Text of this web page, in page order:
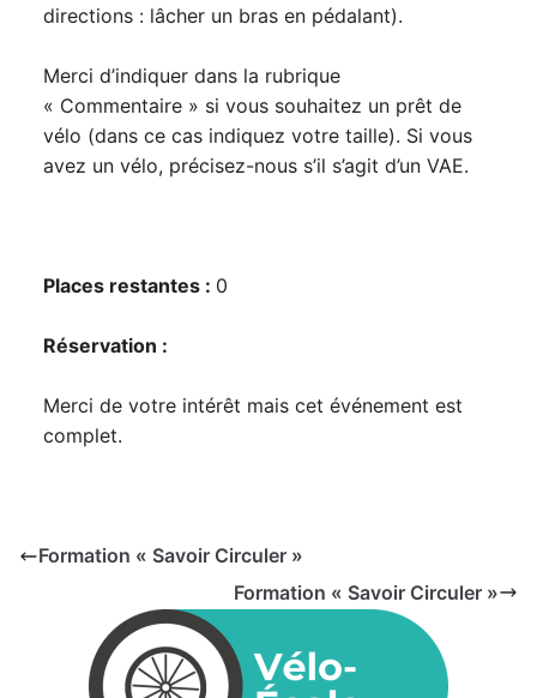
directions : lâcher un bras en pédalant).
Merci d’indiquer dans la rubrique
« Commentaire » si vous souhaitez un prêt de
vélo (dans ce cas indiquez votre taille). Si vous
avez un vélo, précisez-nous s’il s’agit d’un VAE.
Places restantes : 0
Réservation :
Merci de votre intérêt mais cet événement est
complet.
Formation « Savoir Circuler »
Formation « Savoir Circuler »